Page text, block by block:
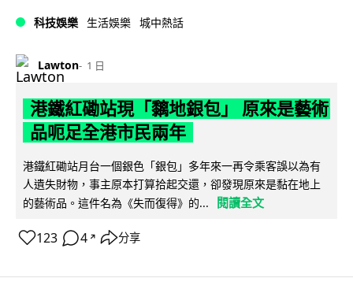
科技娛樂 生活娛樂 城中熱話
Lawton 1 日
港鐵紅磡站現「黐地銀包」 原來是藝術
品呃足全港市民兩年
港鐵紅磡站月台一個銀色「銀包」多年來一再令乘客誤以為有
人遺失財物，事主原本打算拾起交還，卻發現原來是黏在地上
的藝術品。這件名為《失而復得》的...
閱讀全文
123 4 ↗ 分享